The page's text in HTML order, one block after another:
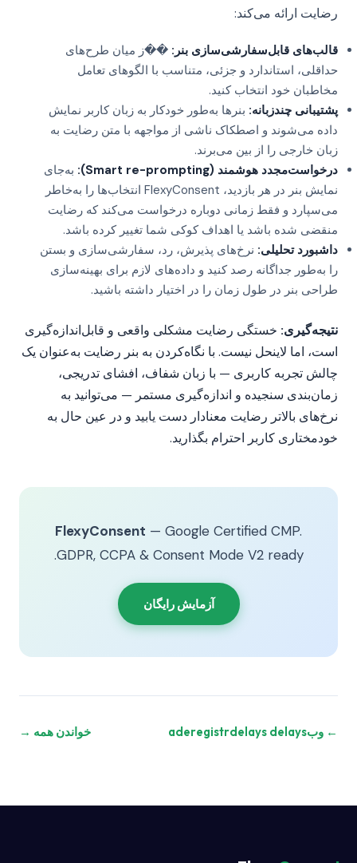
رضایت ارائه می‌کند:
قالب‌های قابل‌سفارشی‌سازی بنر: ��ز میان طرح‌های
حداقلی، استاندارد و جزئی، متناسب با الگوهای تعامل
مخاطبان خود انتخاب کنید.
پشتیبانی چندزبانه: بنرها به‌طور خودکار به زبان کاربر نمایش
داده می‌شوند و اصطکاک ناشی از مواجهه با متن رضایت به
زبان خارجی را از بین می‌برند.
درخواست‌مجدد هوشمند (Smart re-prompting):
به‌جای
نمایش بنر در هر بازدید، FlexyConsent انتخاب‌ها را به‌خاطر
می‌سپارد و فقط زمانی دوباره درخواست می‌کند که رضایت
منقضی شده باشد یا اهداف کوکی شما تغییر کرده باشد.
داشبورد تحلیلی: نرخ‌های پذیرش، رد، سفارشی‌سازی و بستن
را به‌طور جداگانه رصد کنید و داده‌های لازم برای بهینه‌سازی
طراحی بنر در طول زمان را در اختیار داشته باشید.
نتیجه‌گیری: خستگی رضایت مشکلی واقعی و قابل‌اندازه‌گیری
است، اما لاینحل نیست. با نگاه‌کردن به بنر رضایت به‌عنوان یک
چالش تجربه کاربری — با زبان شفاف، افشای تدریجی،
زمان‌بندی سنجیده و اندازه‌گیری مستمر — می‌توانید به
نرخ‌های بالاتر رضایت معنادار دست یابید و در عین حال به
خودمختاری کاربر احترام بگذارید.
FlexyConsent — Google Certified CMP.
GDPR, CCPA & Consent Mode V2 ready.
آزمایش رایگان
← وبaderegistrdelays delays خواندن همه →